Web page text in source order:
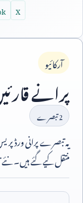
X
آرکائیو
پرانے
2تبصرے
یہ تبصرے پرانی
منتقل کیے گئے ہیں۔